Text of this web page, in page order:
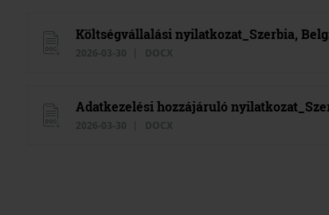
Költségvállalási nyilatkozat_Szerbia,
2026-03-30 DOCX
Adatkezelési hozzájáruló
2026-03-30 DOCX